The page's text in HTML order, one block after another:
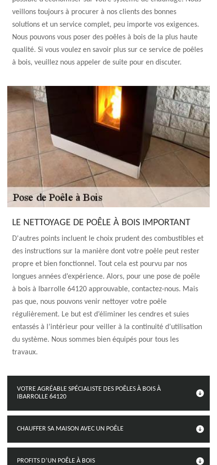
veillons toujours à procurer à nos clients des bonnes
solutions et un service complet, peu importe vos exigences.
Nous pouvons vous poser des poêles à bois de la plus haute
qualité. Si vous voulez en savoir plus sur ce service de poêles
à bois, veuillez nous appeler de suite pour en discuter.
LE NETTOYAGE DE POÊLE À BOIS IMPORTANT
D'autres points incluent le choix prudent des combustibles et
des instructions sur la manière dont votre poêle peut rester
propre et bien fonctionnel. Tout cela est pourvu par nos
longues années d’expérience. Alors, pour une pose de poêle
à bois à Ibarrolle 64120 approuvable, contactez-nous. Mais
pas que, nous pouvons venir nettoyer votre poêle
régulièrement. Le but est d’éliminer les cendres et suies
entassés à l’intérieur pour veiller à la continuité d’utilisation
du système. Nous sommes bien équipés pour tous les
travaux.
VOTRE AGRÉABLE SPÉCIALISTE DES POÊLES À BOIS À
IBARROLLE 64120
CHAUFFER SA MAISON AVEC UN POÊLE
PROFITS D’UN POÊLE À BOIS